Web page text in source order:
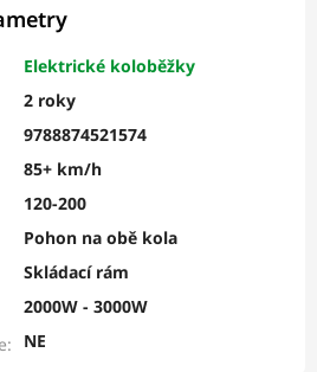
Elektrické koloběžky
2 roky
9788874521574
85+ km/h
120-200
Pohon na obě kola
Skládací rám
2000W - 3000W
: NE